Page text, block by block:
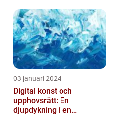
03 januari 2024
Digital konst och
upphovsrätt: En
djupdykning i en